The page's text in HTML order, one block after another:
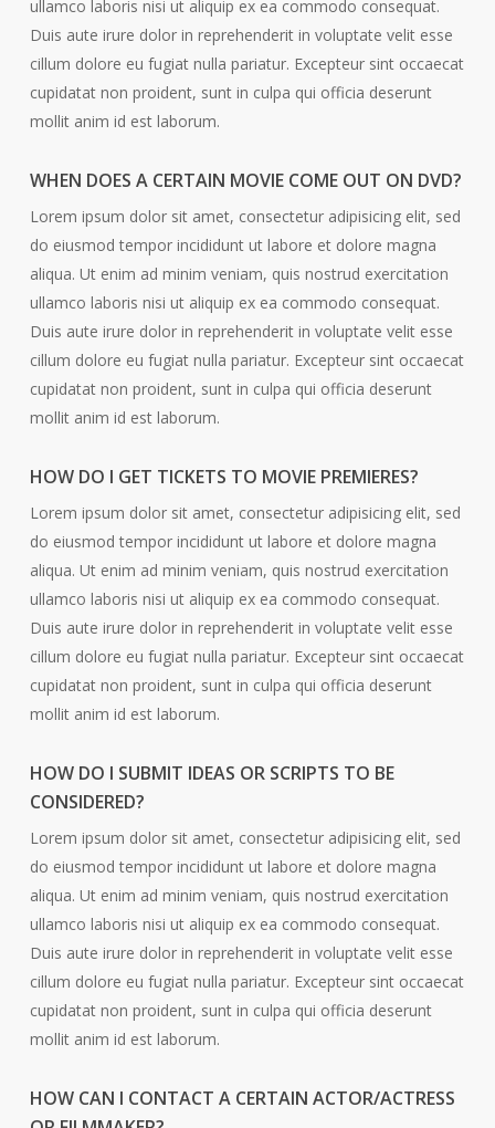
ullamco laboris nisi ut aliquip ex ea commodo consequat.
Duis aute irure dolor in reprehenderit in voluptate velit esse
cillum dolore eu fugiat nulla pariatur. Excepteur sint occaecat
cupidatat non proident, sunt in culpa qui officia deserunt
mollit anim id est laborum.
WHEN DOES A CERTAIN MOVIE COME OUT ON DVD?
Lorem ipsum dolor sit amet, consectetur adipisicing elit, sed
do eiusmod tempor incididunt ut labore et dolore magna
aliqua. Ut enim ad minim veniam, quis nostrud exercitation
ullamco laboris nisi ut aliquip ex ea commodo consequat.
Duis aute irure dolor in reprehenderit in voluptate velit esse
cillum dolore eu fugiat nulla pariatur. Excepteur sint occaecat
cupidatat non proident, sunt in culpa qui officia deserunt
mollit anim id est laborum.
HOW DO I GET TICKETS TO MOVIE PREMIERES?
Lorem ipsum dolor sit amet, consectetur adipisicing elit, sed
do eiusmod tempor incididunt ut labore et dolore magna
aliqua. Ut enim ad minim veniam, quis nostrud exercitation
ullamco laboris nisi ut aliquip ex ea commodo consequat.
Duis aute irure dolor in reprehenderit in voluptate velit esse
cillum dolore eu fugiat nulla pariatur. Excepteur sint occaecat
cupidatat non proident, sunt in culpa qui officia deserunt
mollit anim id est laborum.
HOW DO I SUBMIT IDEAS OR SCRIPTS TO BE
CONSIDERED?
Lorem ipsum dolor sit amet, consectetur adipisicing elit, sed
do eiusmod tempor incididunt ut labore et dolore magna
aliqua. Ut enim ad minim veniam, quis nostrud exercitation
ullamco laboris nisi ut aliquip ex ea commodo consequat.
Duis aute irure dolor in reprehenderit in voluptate velit esse
cillum dolore eu fugiat nulla pariatur. Excepteur sint occaecat
cupidatat non proident, sunt in culpa qui officia deserunt
mollit anim id est laborum.
HOW CAN I CONTACT A CERTAIN ACTOR/ACTRESS